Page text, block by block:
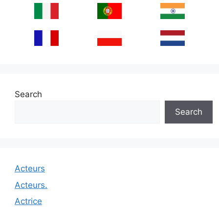
Search
Search
Acteurs
Acteurs.
Actrice